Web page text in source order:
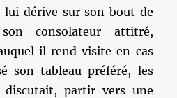
dérive sur son bout de
consolateur attitré,
il rend visite en cas
son tableau préféré, les
partir vers une